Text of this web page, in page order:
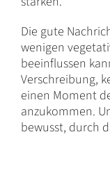
Die gute
wenigen
beeinflussen
Verschreibung,
einen Moment
anzukommen.
bewusst, durch